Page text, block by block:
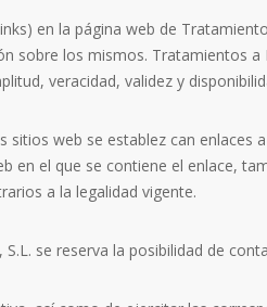
en la página web de
sobre los mismos. Tratamientos
veracidad, validez y
sitios web se establez can
en el que se contiene el enlace,
a la legalidad vigente.
se reserva la posibilidad de